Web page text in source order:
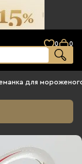
0 0
для